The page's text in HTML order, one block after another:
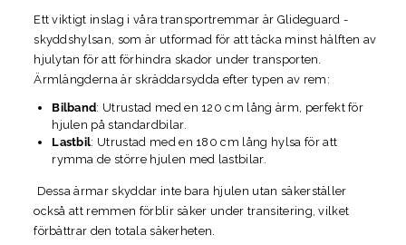
Ett viktigt inslag i våra transportremmar är Glideguard -
skyddshylsan, som är utformad för att täcka minst hälften av
hjulytan för att förhindra skador under transporten.
Ärmlängderna är skräddarsydda efter typen av rem:
Bilband: Utrustad med en 120 cm lång ärm, perfekt för
hjulen på standardbilar.
Lastbil: Utrustad med en 180 cm lång hylsa för att
rymma de större hjulen med lastbilar.
Dessa ärmar skyddar inte bara hjulen utan säkerställer
också att remmen förblir säker under transitering, vilket
förbättrar den totala säkerheten.